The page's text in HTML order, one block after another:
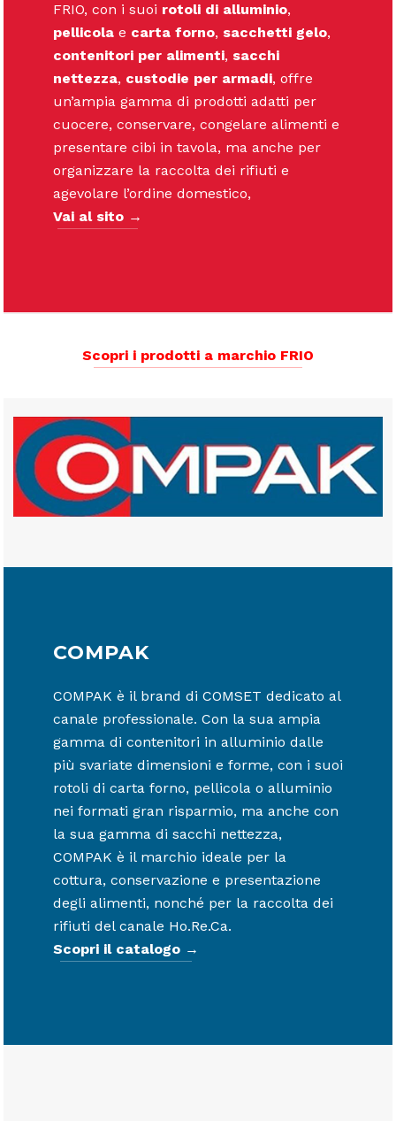
FRIO, con i suoi rotoli di alluminio,
pellicola e carta forno, sacchetti gelo,
contenitori per alimenti, sacchi
nettezza, custodie per armadi, offre
un’ampia gamma di prodotti adatti per
cuocere, conservare, congelare alimenti e
presentare cibi in tavola, ma anche per
organizzare la raccolta dei rifiuti e
agevolare l’ordine domestico,
Vai al sito →
Scopri i prodotti a marchio FRIO
COMPAK
COMPAK è il brand di COMSET dedicato al
canale professionale. Con la sua ampia
gamma di contenitori in alluminio dalle
più svariate dimensioni e forme, con i suoi
rotoli di carta forno, pellicola o alluminio
nei formati gran risparmio, ma anche con
la sua gamma di sacchi nettezza,
COMPAK è il marchio ideale per la
cottura, conservazione e presentazione
degli alimenti, nonché per la raccolta dei
rifiuti del canale Ho.Re.Ca.
Scopri il catalogo →